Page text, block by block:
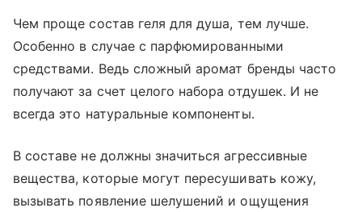
Чем проще состав геля для душа, тем лучше.
Особенно в случае с парфюмированными
средствами. Ведь сложный аромат бренды часто
получают за счет целого набора отдушек. И не
всегда это натуральные компоненты.
В составе не должны значиться агрессивные
вещества, которые могут пересушивать кожу,
вызывать появление шелушений и ощущения